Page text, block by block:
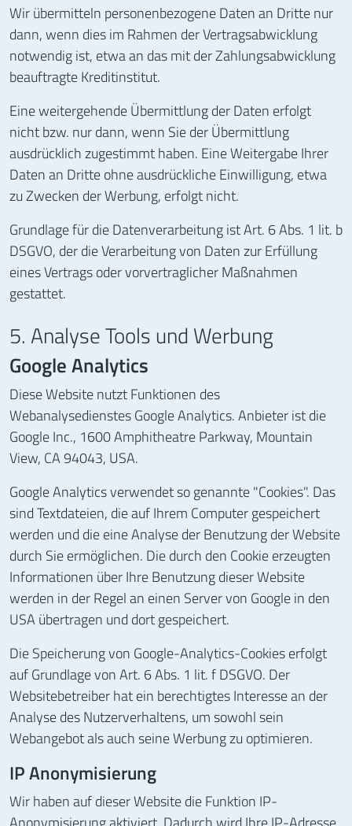
Wir übermitteln personenbezogene Daten an Dritte nur
dann, wenn dies im Rahmen der Vertragsabwicklung
notwendig ist, etwa an das mit der Zahlungsabwicklung
beauftragte Kreditinstitut.
Eine weitergehende Übermittlung der Daten erfolgt
nicht bzw. nur dann, wenn Sie der Übermittlung
ausdrücklich zugestimmt haben. Eine Weitergabe Ihrer
Daten an Dritte ohne ausdrückliche Einwilligung, etwa
zu Zwecken der Werbung, erfolgt nicht.
Grundlage für die Datenverarbeitung ist Art. 6 Abs. 1 lit. b
DSGVO, der die Verarbeitung von Daten zur Erfüllung
eines Vertrags oder vorvertraglicher Maßnahmen
gestattet.
5. Analyse Tools und Werbung
Google Analytics
Diese Website nutzt Funktionen des
Webanalysedienstes Google Analytics. Anbieter ist die
Google Inc., 1600 Amphitheatre Parkway, Mountain
View, CA 94043, USA.
Google Analytics verwendet so genannte "Cookies". Das
sind Textdateien, die auf Ihrem Computer gespeichert
werden und die eine Analyse der Benutzung der Website
durch Sie ermöglichen. Die durch den Cookie erzeugten
Informationen über Ihre Benutzung dieser Website
werden in der Regel an einen Server von Google in den
USA übertragen und dort gespeichert.
Die Speicherung von Google-Analytics-Cookies erfolgt
auf Grundlage von Art. 6 Abs. 1 lit. f DSGVO. Der
Websitebetreiber hat ein berechtigtes Interesse an der
Analyse des Nutzerverhaltens, um sowohl sein
Webangebot als auch seine Werbung zu optimieren.
IP Anonymisierung
Wir haben auf dieser Website die Funktion IP-